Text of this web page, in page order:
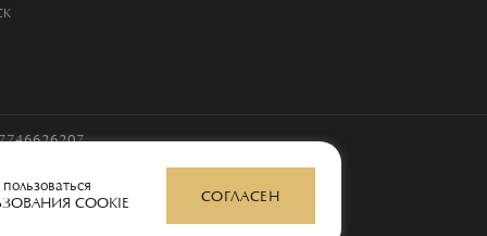
COOKIE
СОГЛАСЕН